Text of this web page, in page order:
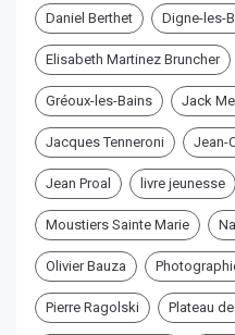
Daniel Berthet Digne-les-
Elisabeth Martinez Bruncher
Gréoux-les-Bains Jack
Jacques Tenneroni Jean-
Jean Proal livre jeunesse
Moustiers Sainte Marie
Olivier Bauza
Pierre Ragolski Plateau